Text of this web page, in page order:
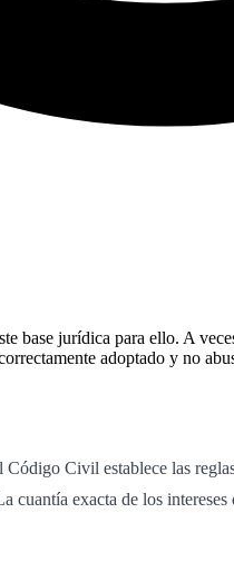
base jurídica para ello. A
adoptado y no
Civil establece las
exacta de los